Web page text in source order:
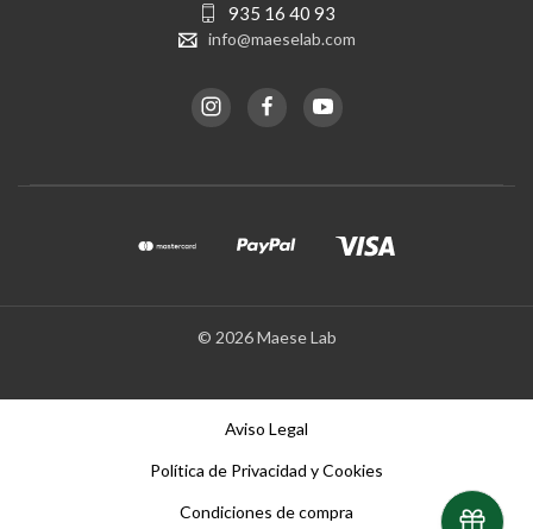
935 16 40 93
info@maeselab.com
© 2026 Maese Lab
Aviso Legal
Política de Privacidad y Cookies
Condiciones de compra